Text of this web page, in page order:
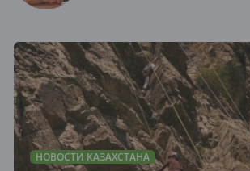
НОВОСТИ КАЗАХСТАНА